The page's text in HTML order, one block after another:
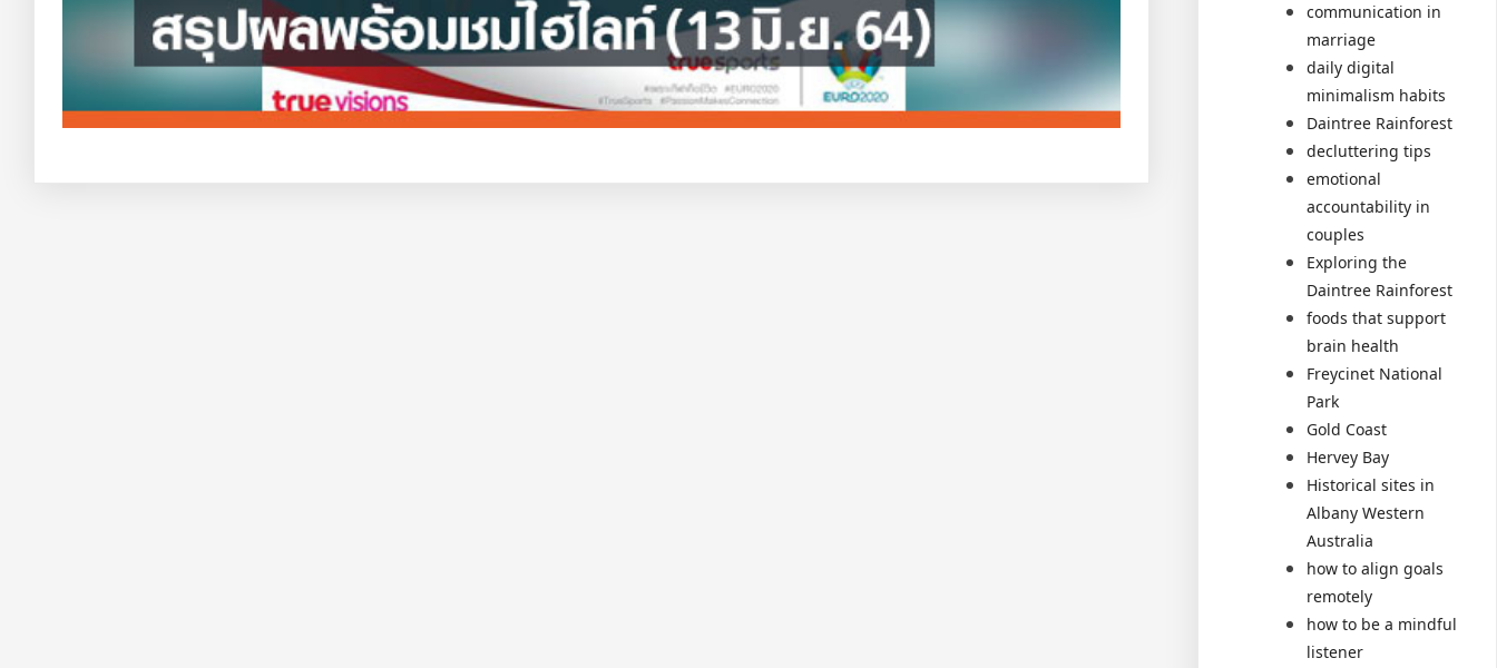
communication in
marriage
daily digital
minimalism habits
Daintree Rainforest
decluttering tips
emotional
accountability in
couples
Exploring the
Daintree Rainforest
foods that support
brain health
Freycinet National
Park
Gold Coast
Hervey Bay
Historical sites in
Albany Western
Australia
how to align goals
remotely
how to be a mindful
listener